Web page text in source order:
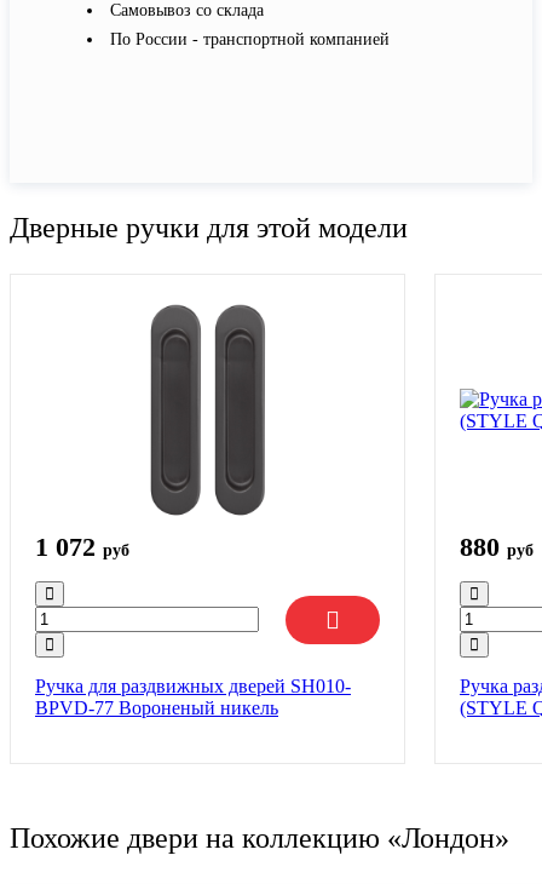
Самовывоз со склада
По России - транспортной компанией
Дверные ручки для этой модели
1 072 руб
Ручка для раздвижных дверей SH010-
BPVD-77 Вороненый никель
880 руб
Ручка
(STYLE
Похожие двери на коллекцию «Лондон»